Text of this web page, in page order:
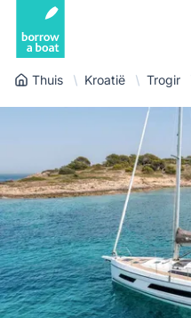
Voor partners
Help
NL € EUR
€ Euro
£ GB
$ US
zł Złoty
Thuis Kroatië Trogir